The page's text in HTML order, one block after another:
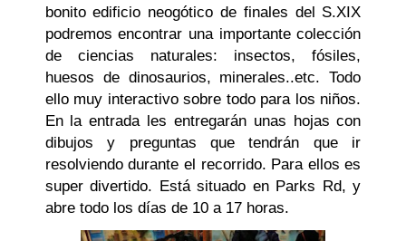
bonito edificio neogótico de finales del S.XIX
podremos encontrar una importante colección
de ciencias naturales: insectos, fósiles,
huesos de dinosaurios, minerales..etc. Todo
ello muy interactivo sobre todo para los niños.
En la entrada les entregarán unas hojas con
dibujos y preguntas que tendrán que ir
resolviendo durante el recorrido. Para ellos es
super divertido. Está situado en Parks Rd, y
abre todo los días de 10 a 17 horas.